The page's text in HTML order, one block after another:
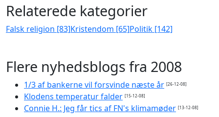
Relaterede kategorier
Falsk religion [83]Kristendom [65]Politik [142]
Flere nyhedsblogs fra 2008
1/3 af bankerne vil forsvinde næste år [26-12-08]
Klodens temperatur falder [15-12-08]
Connie H.: Jeg får tics af FN's klimamøder [13-12-08]